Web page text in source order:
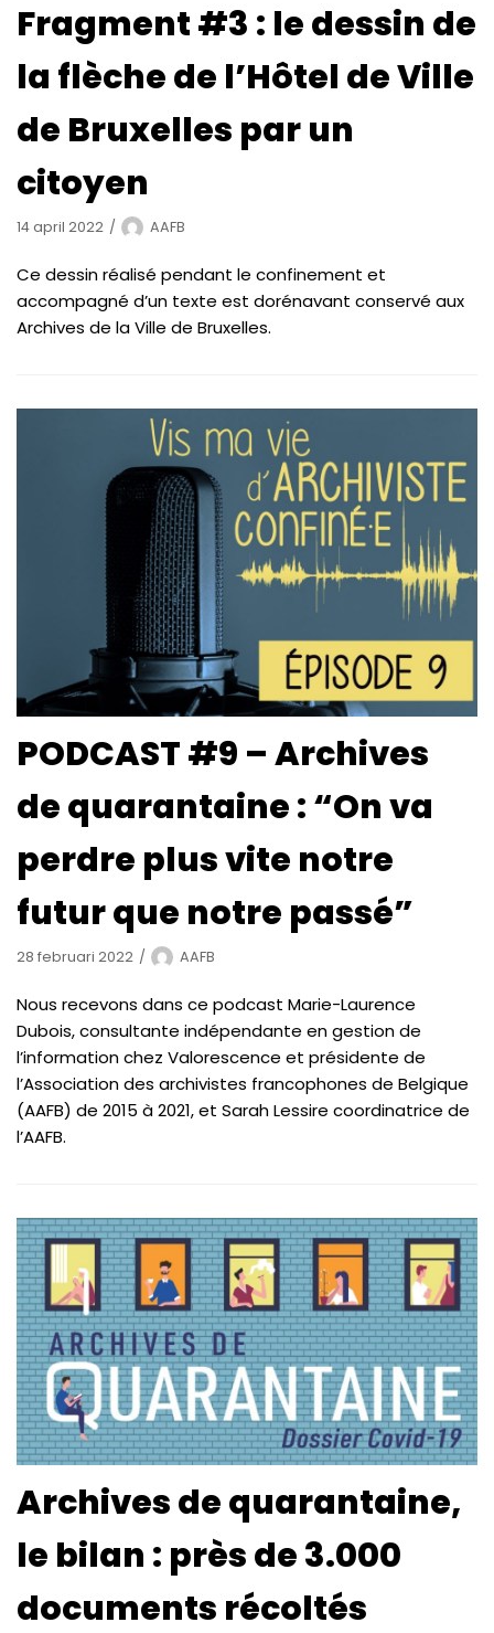
Fragment #3 : le dessin de
la flèche de l’Hôtel de Ville
de Bruxelles par un
citoyen
14 april 2022 AAFB
Ce dessin réalisé pendant le confinement et
accompagné d’un texte est dorénavant conservé aux
Archives de la Ville de Bruxelles.
PODCAST #9 – Archives
de quarantaine : “On va
perdre plus vite notre
futur que notre passé”
28 februari 2022 AAFB
Nous recevons dans ce podcast Marie-Laurence
Dubois, consultante indépendante en gestion de
l’information chez Valorescence et présidente de
l’Association des archivistes francophones de Belgique
(AAFB) de 2015 à 2021, et Sarah Lessire coordinatrice de
l’AAFB.
Archives de quarantaine,
le bilan : près de 3.000
documents récoltés